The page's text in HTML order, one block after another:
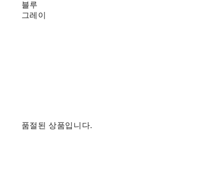
블루
그레이
품절된 상품입니다.